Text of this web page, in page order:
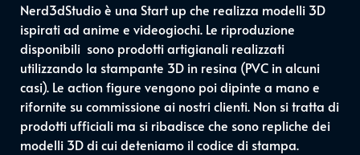
Nerd3dStudio è una Start up che realizza modelli 3D
ispirati ad anime e videogiochi. Le riproduzione
disponibili sono prodotti artigianali realizzati
utilizzando la stampante 3D in resina (PVC in alcuni
casi). Le action figure vengono poi dipinte a mano e
rifornite su commissione ai nostri clienti. Non si tratta di
prodotti ufficiali ma si ribadisce che sono repliche dei
modelli 3D di cui deteniamo il codice di stampa.